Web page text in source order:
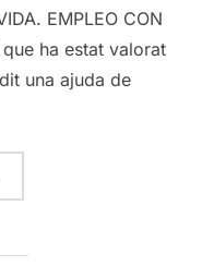
EMPLEO CON
que ha estat valorat
una ajuda de